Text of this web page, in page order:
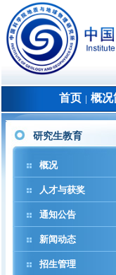
首页 概况
研究生教育
概况
人才与获奖
通知公告
新闻动态
招生管理